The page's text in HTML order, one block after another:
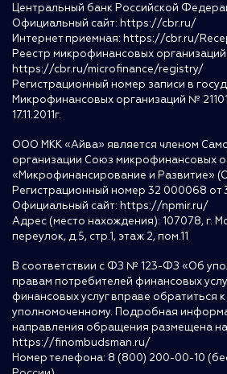
Центральный банк Российской
Официальный сайт: https://cbr.ru/
Интернет приемная: https://cbr.ru/
Реестр микрофинансовых организаций:
https://cbr.ru/microfinance/registry/
Регистрационный номер записи в
Микрофинансовых организаций №
17.11.2011г.
ООО МКК «Айва» является членом
организации Союз микрофинансовых
«Микрофинансирование и Развитие»
Регистрационный номер 32 000068 от
Официальный сайт: https://npmir.ru/
Адрес (место нахождения): 107078, г.
переулок, д.5, стр.1, этаж 2, пом.11
В соответствии с ФЗ № 123-ФЗ «Об
правам потребителей финансовых
финансовых услуг вправе обратиться
уполномоченному. Подробная
направления обращения размещена
https://finombudsman.ru/
Номер телефона: 8 (800) 200-00-10